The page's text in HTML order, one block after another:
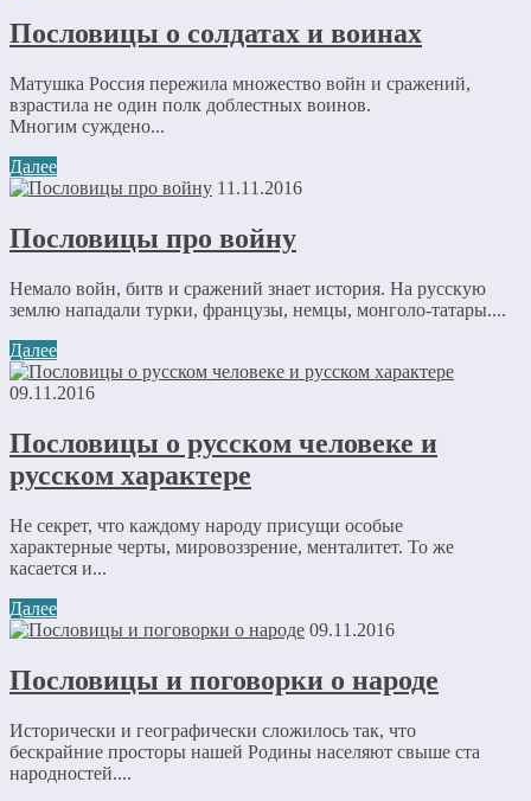
Пословицы о солдатах и воинах
Матушка Россия пережила множество войн и сражений,
взрастила не один полк доблестных воинов.
Многим суждено...
Далее
11.11.2016
Пословицы про войну
Немало войн, битв и сражений знает история. На русскую
землю нападали турки, французы, немцы, монголо-татары....
Далее
09.11.2016
Пословицы о русском человеке и
русском характере
Не секрет, что каждому народу присущи особые
характерные черты, мировоззрение, менталитет. То же
касается и...
Далее
09.11.2016
Пословицы и поговорки о народе
Исторически и географически сложилось так, что
бескрайние просторы нашей Родины населяют свыше ста
народностей....